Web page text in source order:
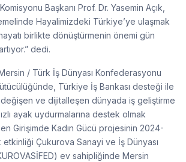
Başkanı Prof. Dr. Yasemin Açık,
Hayalimizdeki Türkiye’ye ulaşmak
birlikte dönüştürmenin önemi gün
dedi.
/ Türk İş Dünyası Konfederasyonu
Türkiye İş Bankası desteği ile
değişen ve dijitalleşen dünyada iş geliştirme
ayak uydurmalarına destek olmak
Girişimde Kadın Gücü projesinin 2024-
Çukurova Sanayi ve İş Dünyası
ev sahipliğinde Mersin